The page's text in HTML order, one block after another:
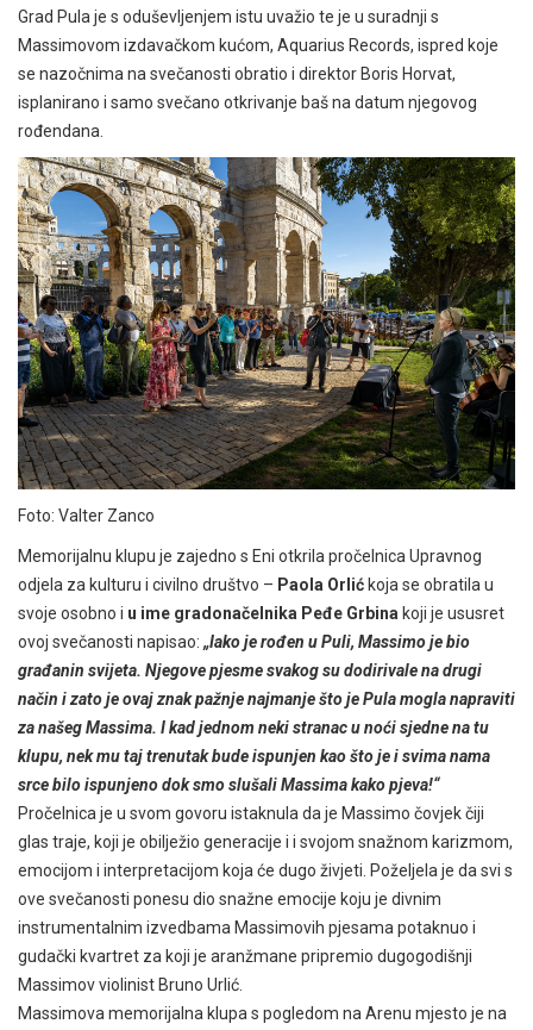
Grad Pula je s oduševljenjem istu uvažio te je u suradnji s
Massimovom izdavačkom kućom, Aquarius Records, ispred koje
se nazočnima na svečanosti obratio i direktor Boris Horvat,
isplanirano i samo svečano otkrivanje baš na datum njegovog
rođendana.
Foto: Valter Zanco
Memorijalnu klupu je zajedno s Eni otkrila pročelnica Upravnog
odjela za kulturu i civilno društvo – Paola Orlić koja se obratila u
svoje osobno i u ime gradonačelnika Peđe Grbina koji je ususret
ovoj svečanosti napisao: „Iako je rođen u Puli, Massimo je bio
građanin svijeta. Njegove pjesme svakog su dodirivale na drugi
način i zato je ovaj znak pažnje najmanje što je Pula mogla napraviti
za našeg Massima. I kad jednom neki stranac u noći sjedne na tu
klupu, nek mu taj trenutak bude ispunjen kao što je i svima nama
srce bilo ispunjeno dok smo slušali Massima kako pjeva!“
Pročelnica je u svom govoru istaknula da je Massimo čovjek čiji
glas traje, koji je obilježio generacije i i svojom snažnom karizmom,
emocijom i interpretacijom koja će dugo živjeti. Poželjela je da svi s
ove svečanosti ponesu dio snažne emocije koju je divnim
instrumentalnim izvedbama Massimovih pjesama potaknuo i
gudački kvartret za koji je aranžmane pripremio dugogodišnji
Massimov violinist Bruno Urlić.
Massimova memorijalna klupa s pogledom na Arenu mjesto je na